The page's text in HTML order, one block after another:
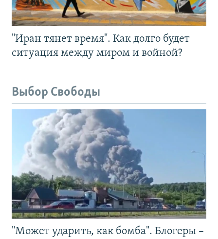
"Иран тянет время". Как долго будет
ситуация между миром и войной?
Выбор Свободы
"Может ударить, как бомба". Блогеры –